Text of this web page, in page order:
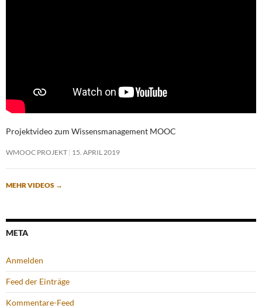
Projektvideo zum Wissensmanagement MOOC
WMOOC PROJEKT 15. APRIL 2019
MEHR VIDEOS →
META
Anmelden
Feed der Einträge
Kommentare-Feed